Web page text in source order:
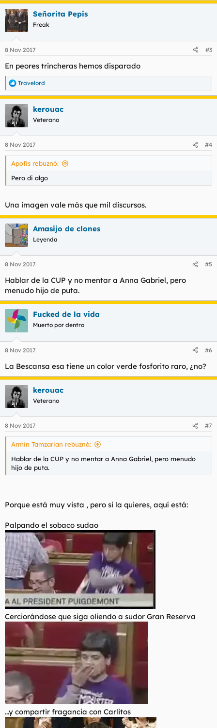
Señorita Pepis
Freak
8 Nov 2017 #3
En peores trincheras hemos disparado
R
e
a
c
i
e
s
Travelord
kerouac
Veterano
8 Nov 2017 #4
Apofis rebuznó:
Pero di algo
Una imagen vale más que mil discursos.
Amasijo de clones
Leyenda
8 Nov 2017 #5
Hablar de la CUP y no mentar a Anna Gabriel, pero
menudo hijo de puta.
Fucked de la vida
Muerto por dentro
8 Nov 2017 #6
La Bescansa esa tiene un color verde fosforito raro, ¿no?
kerouac
Veterano
8 Nov 2017 #7
Armin Tamzarian rebuznó:
Hablar de la CUP y no mentar a Anna Gabriel, pero menudo
hijo de puta.
Porque está muy vista , pero si la quieres, aquí está:
Palpando el sobaco sudao
Cerciorándose que siga oliendo a sudor Gran Reserva
...y compartir fragancia con Carlitos